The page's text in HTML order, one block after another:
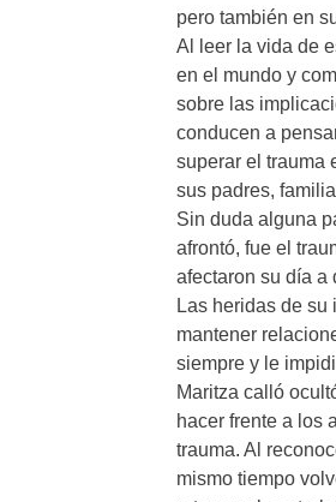
pero también en
Al leer la vida de
en el mundo y
sobre las
conducen a
superar el trauma
sus padres,
Sin duda alguna
afrontó, fue el
afectaron su día a
Las heridas de
mantener
siempre y le
Maritza calló
hacer frente a los
trauma. Al
mismo tiempo